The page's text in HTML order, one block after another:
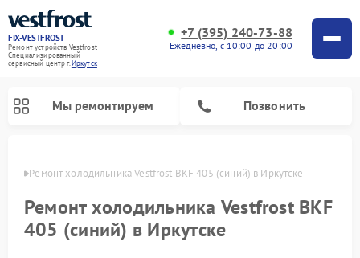
FIX-VESTFROST
Ремонт устройств Vestfrost
Специализированный
cервисный центр г.Иркутск
+7 (395) 240-73-88
Ежедневно, с 10:00 до 20:00
Мы ремонтируем Позвонить
Ремонт холодильника Vestfrost BKF 405 (синий) в Иркутске
Ремонт холодильника Vestfrost BKF
405 (синий) в Иркутске